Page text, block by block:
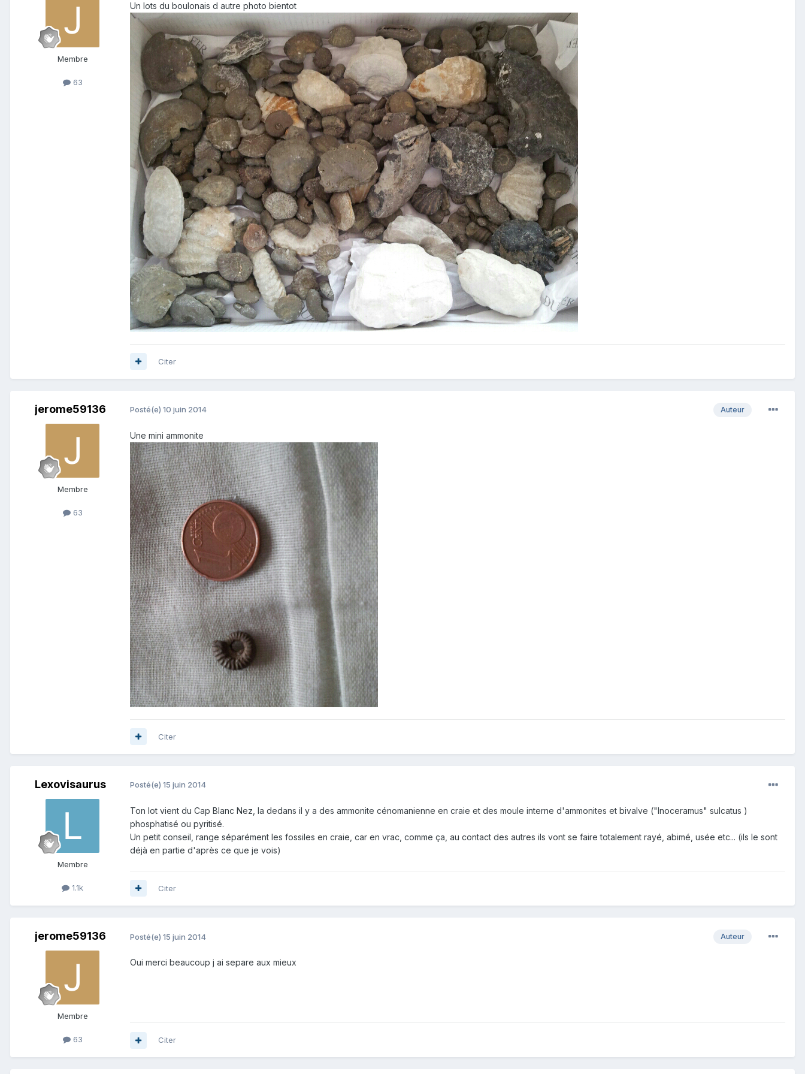
Membre
63
Un lots du boulonais d autre photo bientot
Citer
jerome59136
Membre
63
Auteur
Posté(e) 10 juin 2014
Une mini ammonite
Citer
Lexovisaurus
Membre
1.1k
Posté(e) 15 juin 2014
Ton lot vient du Cap Blanc Nez, la dedans il y a des ammonite cénomanienne en craie et des moule interne d'ammonites et bivalve ("Inoceramus" sulcatus )
phosphatisé ou pyritisé.
Un petit conseil, range séparément les fossiles en craie, car en vrac, comme ça, au contact des autres ils vont se faire totalement rayé, abimé, usée etc... (ils le sont
déjà en partie d'après ce que je vois)
Citer
jerome59136
Membre
63
Auteur
Posté(e) 15 juin 2014
Oui merci beaucoup j ai separe aux mieux
Citer